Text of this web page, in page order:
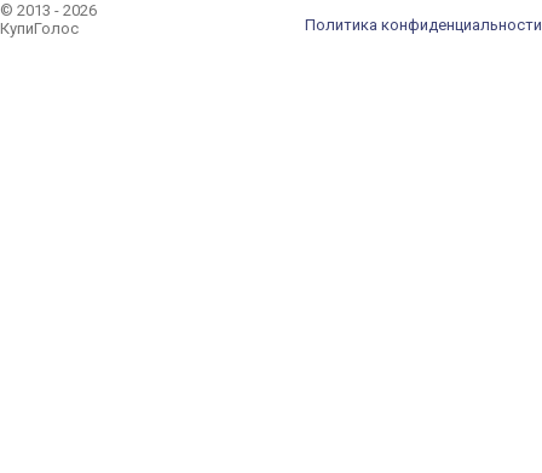
© 2013 - 2026
КупиГолос
Политика конфиденциальности